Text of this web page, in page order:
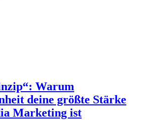
Warum
deine größte Stärke
Marketing ist